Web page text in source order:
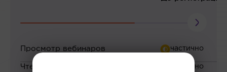
Просмотр вебинаров
Чтение статей